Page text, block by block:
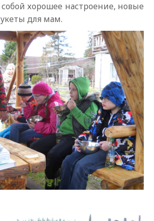
собой хорошее настроение, новые
для мам.